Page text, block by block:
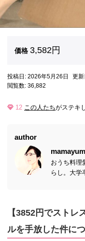
価格 3,582円
投稿日: 2026年5月26日
更
閲覧数: 36,882
12 この人たちがステキ
author
おうち料理
らし。大学
【3852円でスト
ルを手放した件に